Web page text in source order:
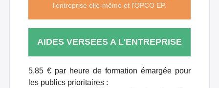
l'entreprise elle-même et l'OPCO EP.
AIDES VERSEES A L'ENTREPRISE
5,85 € par heure de formation émargée pour
les publics prioritaires :